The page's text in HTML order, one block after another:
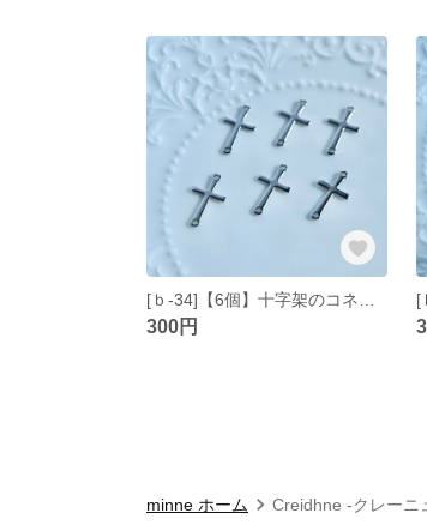
300円
minne ホーム Creidhne -クレーニ